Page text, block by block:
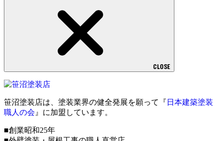
CLOSE
笹沼塗装店は、塗装業界の健全発展を願って『 日本建築塗装
職人の会 』に加盟しています。
■創業昭和25年